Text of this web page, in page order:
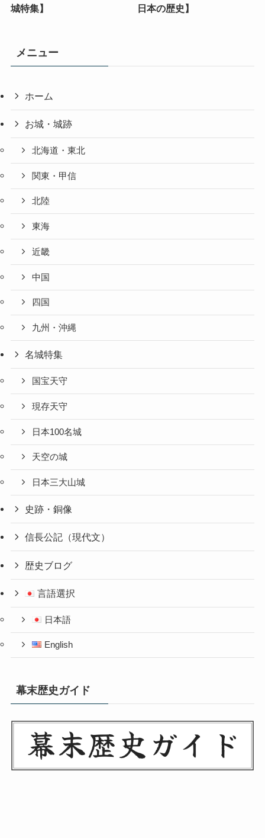
城特集】
日本の歴史】
メニュー
ホーム
お城・城跡
北海道・東北
関東・甲信
北陸
東海
近畿
中国
四国
九州・沖縄
名城特集
国宝天守
現存天守
日本100名城
天空の城
日本三大山城
史跡・銅像
信長公記（現代文）
歴史ブログ
言語選択
日本語
English
幕末歴史ガイド